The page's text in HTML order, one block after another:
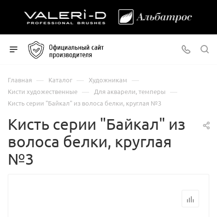
Главная — Каталог — Художникам —
Кисти художественные — Для акварели, темперы —
Кисть серии "Байкал" из волоса белки, круглая №3
Кисть серии "Байкал" из
волоса белки, круглая
№3